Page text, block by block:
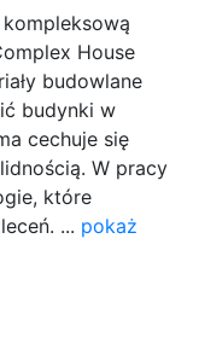
House
budowlane
budynki w
cechuje się
W pracy
które
... pokaż